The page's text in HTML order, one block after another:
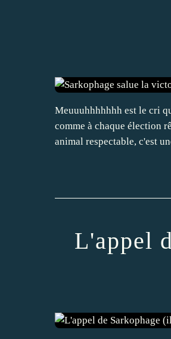
Meuuuhhhhhhh est le cri
comme à chaque élection
animal respectable, c'est
L'appel